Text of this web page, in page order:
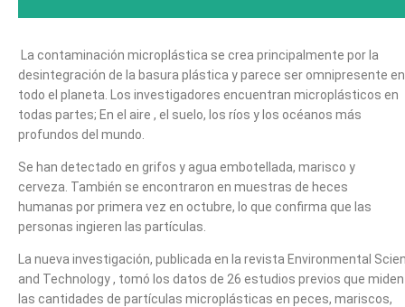
La contaminación microplástica se crea principalmente por la
desintegración de la basura plástica y parece ser omnipresente en
todo el planeta. Los investigadores encuentran microplásticos en
todas partes; En el aire , el suelo, los ríos y los océanos más
profundos del mundo.
Se han detectado en grifos y agua embotellada, marisco y
cerveza. También se encontraron en muestras de heces
humanas por primera vez en octubre, lo que confirma que las
personas ingieren las partículas.
La nueva investigación, publicada en la revista Environmental
and Technology , tomó los datos de 26 estudios previos que miden
las cantidades de partículas microplásticas en peces, mariscos,